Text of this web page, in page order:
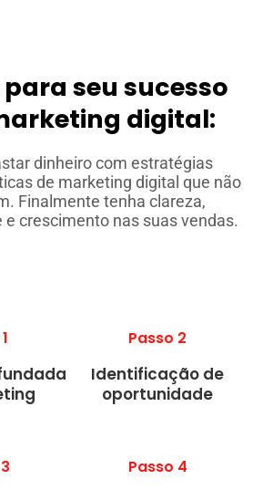
para seu sucesso
digital:
dinheiro com estratégias
de marketing digital que não
Finalmente tenha clareza,
e crescimento nas suas vendas.
Passo 2
Identificação de
oportunidade
Passo 4